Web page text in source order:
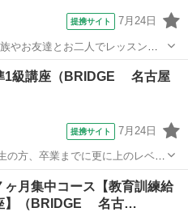
提携サイト 7月24日
やお友達とお二人でレッスンを
たい！」「落ち着いた環境で話
級講座（BRIDGE 名古屋
提携サイト 7月24日
の方、卒業までに更に上のレベル
ヶ月集中コース【教育訓練給
】（BRIDGE 名古…